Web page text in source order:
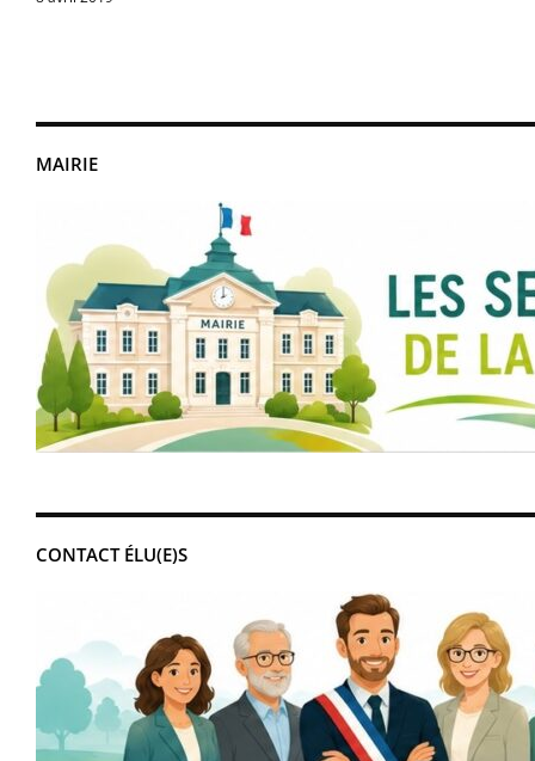
MAIRIE
CONTACT ÉLU(E)S